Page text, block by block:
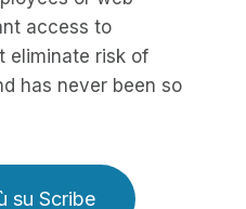
access to
eliminate risk of
has never been so
su Scribe